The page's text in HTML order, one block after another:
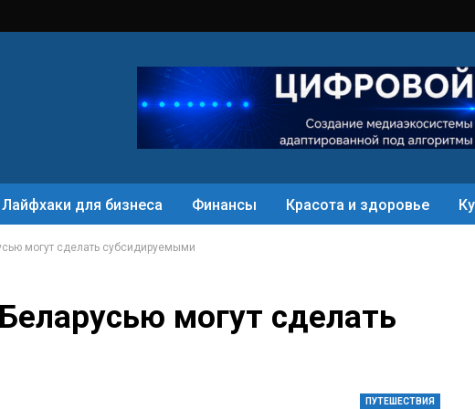
Лайфхаки для бизнеса Финансы Красота и здоровье
могут сделать субсидируемыми
могут сделать
ПУТЕШЕСТВИЯ